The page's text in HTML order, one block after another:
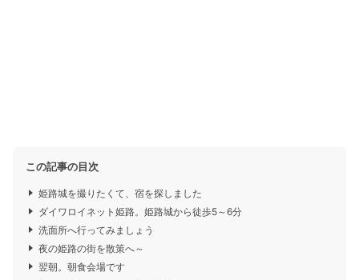
この記事の目次
姫路城を撮りたくて、宿を探しました
ダイワロイネット姫路。姫路城から徒歩5～6分
洗面所へ行ってみましょう
夜の姫路の街を散策へ～
翌朝。朝食会場です